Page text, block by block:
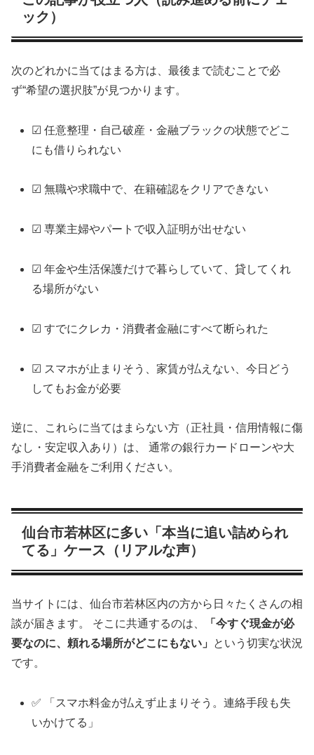
ック）
次のどれかに当てはまる方は、最後まで読むことで必
ず“希望の選択肢”が見つかります。
☑ 任意整理・自己破産・金融ブラックの状態でどこ
にも借りられない
☑ 無職や求職中で、在籍確認をクリアできない
☑ 専業主婦やパートで収入証明が出せない
☑ 年金や生活保護だけで暮らしていて、貸してくれ
る場所がない
☑ すでにクレカ・消費者金融にすべて断られた
☑ スマホが止まりそう、家賃が払えない、今日どう
してもお金が必要
逆に、これらに当てはまらない方（正社員・信用情報に傷
なし・安定収入あり）は、 通常の銀行カードローンや大
手消費者金融をご利用ください。
仙台市若林区に多い「本当に追い詰められ
てる」ケース（リアルな声）
当サイトには、仙台市若林区内の方から日々たくさんの相
談が届きます。 そこに共通するのは、
「今すぐ現金が必
要なのに、頼れる場所がどこにもない」
という切実な状況
です。
✅ 「スマホ料金が払えず止まりそう。連絡手段も失
いかけてる」